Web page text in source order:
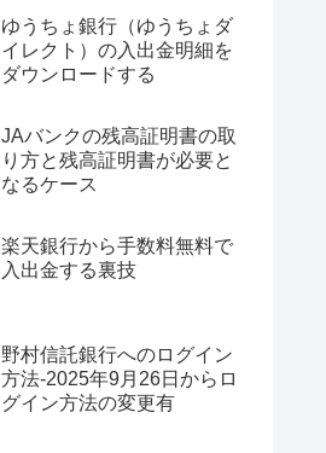
ゆうちょ銀行（ゆうちょダ
イレクト）の入出金明細を
ダウンロードする
JAバンクの残高証明書の取
り方と残高証明書が必要と
なるケース
楽天銀行から手数料無料で
入出金する裏技
野村信託銀行へのログイン
方法-2025年9月26日からロ
グイン方法の変更有